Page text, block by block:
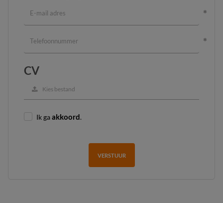
CV
Kies bestand
Ik gaakkoord.
VERSTUUR